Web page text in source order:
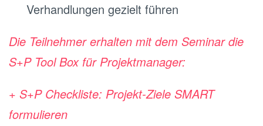
Verhandlungen gezielt führen
Die Teilnehmer erhalten mit dem Seminar die
S+P Tool Box für Projektmanager:
+ S+P Checkliste: Projekt-Ziele SMART
formulieren